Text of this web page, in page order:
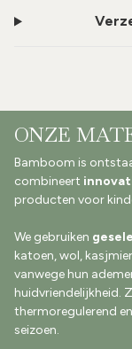
ONZE
Bamboom is
combineert
producten voor
We gebruiken
katoen, wol,
vanwege hun
huidvriendelijkheid.
thermoregulerend
seizoen.